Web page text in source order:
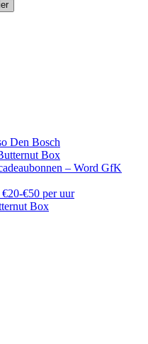
Den Bosch
Box
– Word GfK
€50 per uur
Box